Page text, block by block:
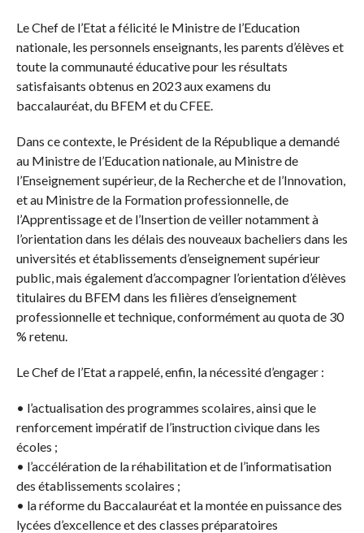
Le Chef de l’Etat a félicité le Ministre de l’Education
nationale, les personnels enseignants, les parents d’élèves et
toute la communauté éducative pour les résultats
satisfaisants obtenus en 2023 aux examens du
baccalauréat, du BFEM et du CFEE.
Dans ce contexte, le Président de la République a demandé
au Ministre de l’Education nationale, au Ministre de
l’Enseignement supérieur, de la Recherche et de l’Innovation,
et au Ministre de la Formation professionnelle, de
l’Apprentissage et de l’Insertion de veiller notamment à
l’orientation dans les délais des nouveaux bacheliers dans les
universités et établissements d’enseignement supérieur
public, mais également d’accompagner l’orientation d’élèves
titulaires du BFEM dans les filières d’enseignement
professionnelle et technique, conformément au quota de 30
% retenu.
Le Chef de l’Etat a rappelé, enfin, la nécessité d’engager :
• l’actualisation des programmes scolaires, ainsi que le
renforcement impératif de l’instruction civique dans les
écoles ;
• l’accélération de la réhabilitation et de l’informatisation
des établissements scolaires ;
• la réforme du Baccalauréat et la montée en puissance des
lycées d’excellence et des classes préparatoires